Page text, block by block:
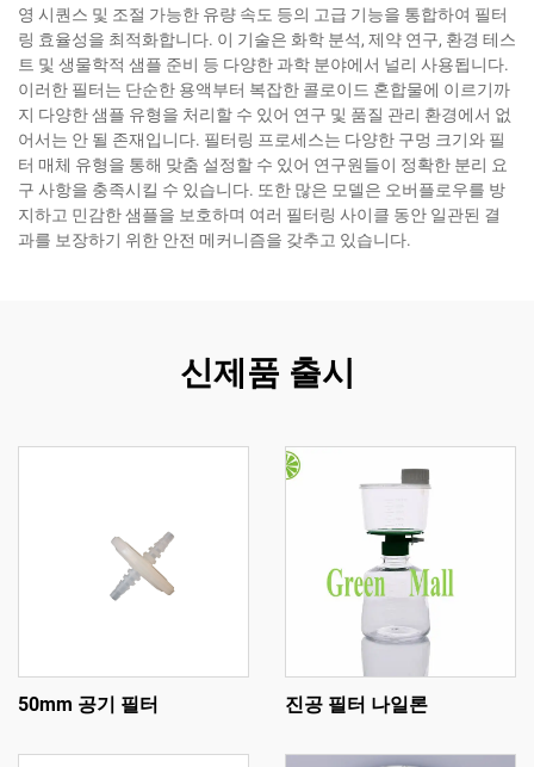
영 시퀀스 및 조절 가능한 유량 속도 등의 고급 기능을 통합하여 필터
링 효율성을 최적화합니다. 이 기술은 화학 분석, 제약 연구, 환경 테스
트 및 생물학적 샘플 준비 등 다양한 과학 분야에서 널리 사용됩니다.
이러한 필터는 단순한 용액부터 복잡한 콜로이드 혼합물에 이르기까
지 다양한 샘플 유형을 처리할 수 있어 연구 및 품질 관리 환경에서 없
어서는 안 될 존재입니다. 필터링 프로세스는 다양한 구멍 크기와 필
터 매체 유형을 통해 맞춤 설정할 수 있어 연구원들이 정확한 분리 요
구 사항을 충족시킬 수 있습니다. 또한 많은 모델은 오버플로우를 방
지하고 민감한 샘플을 보호하며 여러 필터링 사이클 동안 일관된 결
과를 보장하기 위한 안전 메커니즘을 갖추고 있습니다.
신제품 출시
50mm 공기 필터 진공 필터 나일론